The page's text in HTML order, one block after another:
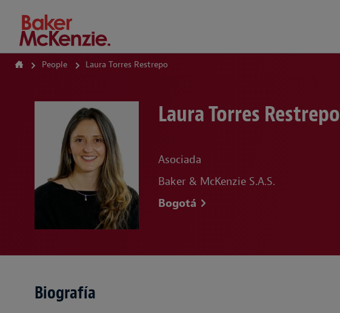
How Can We Help?
People Laura Torres Restrepo
Laura Torres Restrepo
Asociada
Baker & McKenzie S.A.S.
Bogotá
Biografía